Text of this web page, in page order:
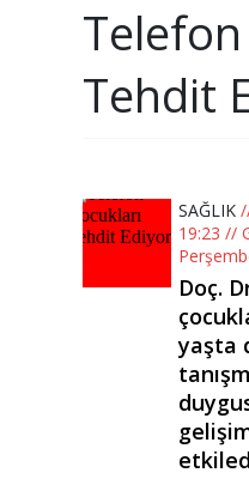
Telefon
Tehdit
SAĞLIK
19:23 //
Doç.
yaşta